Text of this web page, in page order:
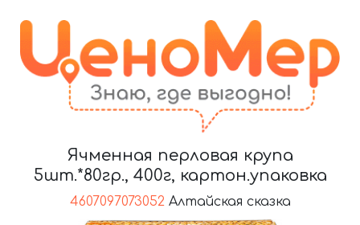
Ячменная перловая крупа
5шт.*80гр., 400г, картон.упаковка
4607097073052Алтайская сказка